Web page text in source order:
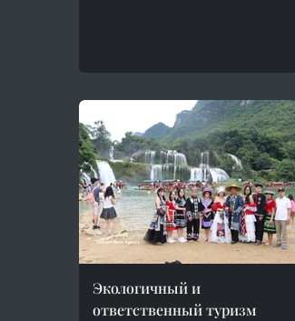
Экологичный и
ответственный туризм